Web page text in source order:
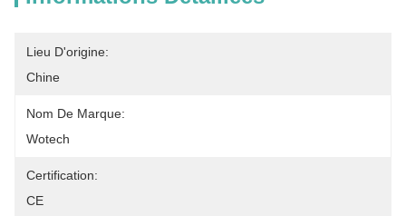
Lieu D'origine:
Chine
Nom De Marque:
Wotech
Certification:
CE